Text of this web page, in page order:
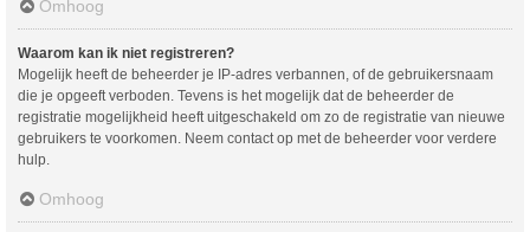
Omhoog
Waarom kan ik niet registreren?
Mogelijk heeft de beheerder je IP-adres verbannen, of de gebruikersnaam
die je opgeeft verboden. Tevens is het mogelijk dat de beheerder de
registratie mogelijkheid heeft uitgeschakeld om zo de registratie van nieuwe
gebruikers te voorkomen. Neem contact op met de beheerder voor verdere
hulp.
Omhoog